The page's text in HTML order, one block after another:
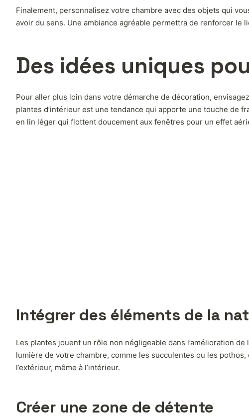
Finalement, personnalisez votre chambre avec des objets qui
avoir du sens. Une ambiance agréable permettra de renforcer le
Des idées uniques
Pour aller plus loin dans votre démarche de décoration,
plantes d’intérieur est une tendance qui apporte une touche de
en lin léger qui flottent doucement aux fenêtres pour un effet
Intégrer des éléments de la
Les plantes jouent un rôle non négligeable dans l’amélioration
lumière de votre chambre, comme les succulentes ou les
l’extérieur, même à l’intérieur.
Créer une zone de détente